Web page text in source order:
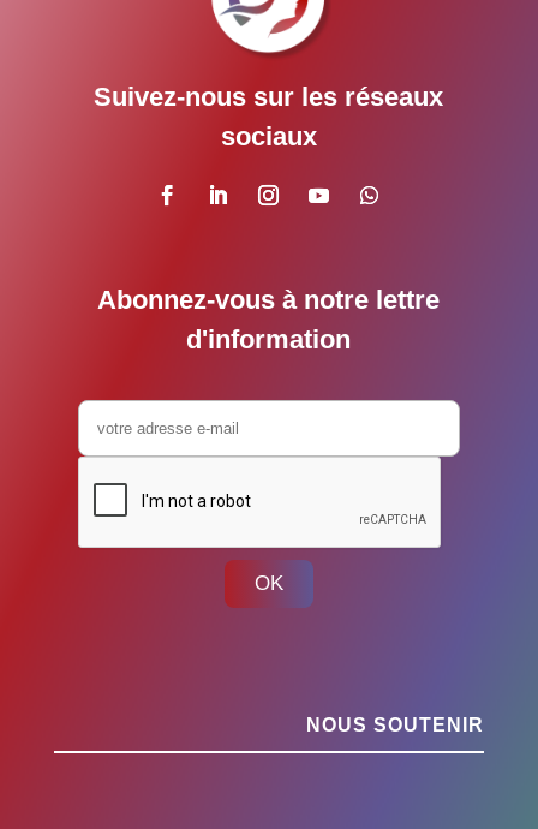
Suivez-nous sur les réseaux
sociaux
Abonnez-vous à notre lettre
d'information
OK
NOUS SOUTENIR